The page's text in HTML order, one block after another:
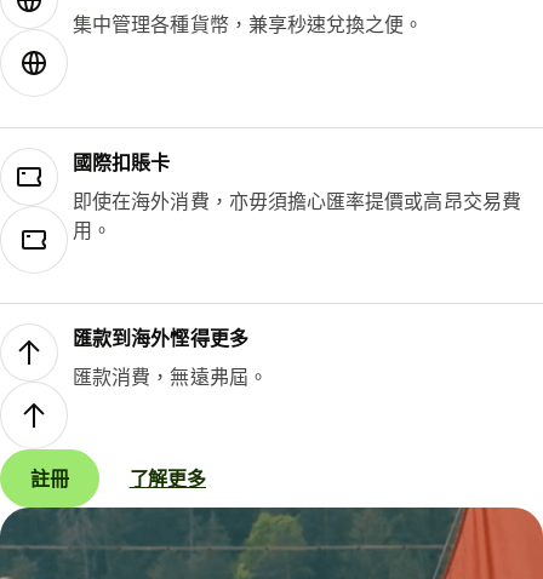
集中管理各種貨幣，兼享秒速兌換之便。
國際扣賬卡
即使在海外消費，亦毋須擔心匯率提價或高昂交易費
用。
匯款到海外慳得更多
匯款消費，無遠弗屆。
註冊 了解更多